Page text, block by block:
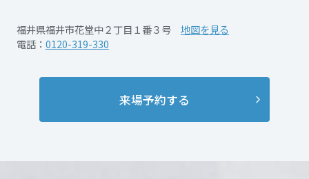
買う
分譲住宅（建売・土地）検索
医療・介護・子育て・障がい福祉施設
事業用
事業用リノベーション
ホテル・旅館リフォーム
収益不動産・投資開発事業
アフターメンテナンス
ミサワリフォーム
ご相談窓口
ニュース
ミサワホームグループ
SDGs
住まいのご相談
福井県福井市花堂中２丁目１番３号
地図を見る
電話： 0120-319-330
来場予約する
福島県
などのオシャレな分譲建物の特徴をご覧にな
この分譲モデルハウスが今年のゴールデンウ
ィークよりGrandOPENします。
この機会に是非お越しください！